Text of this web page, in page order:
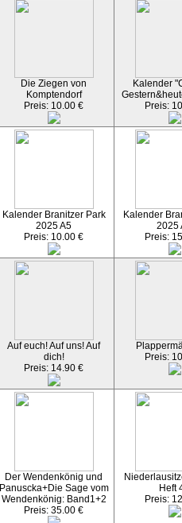
Die Ziegen von
Komptendorf
Preis: 10.00 €
Kalender
Preis:
Kalender Branitzer Park
2025 A5
Preis: 10.00 €
Kalender
2025
Preis:
Auf euch! Auf uns! Auf
dich!
Preis: 14.90 €
Preis:
Der Wendenkönig und
Panuscka+Die Sage vom
Wendenkönig: Band1+2
Preis: 35.00 €
Heft
Preis: